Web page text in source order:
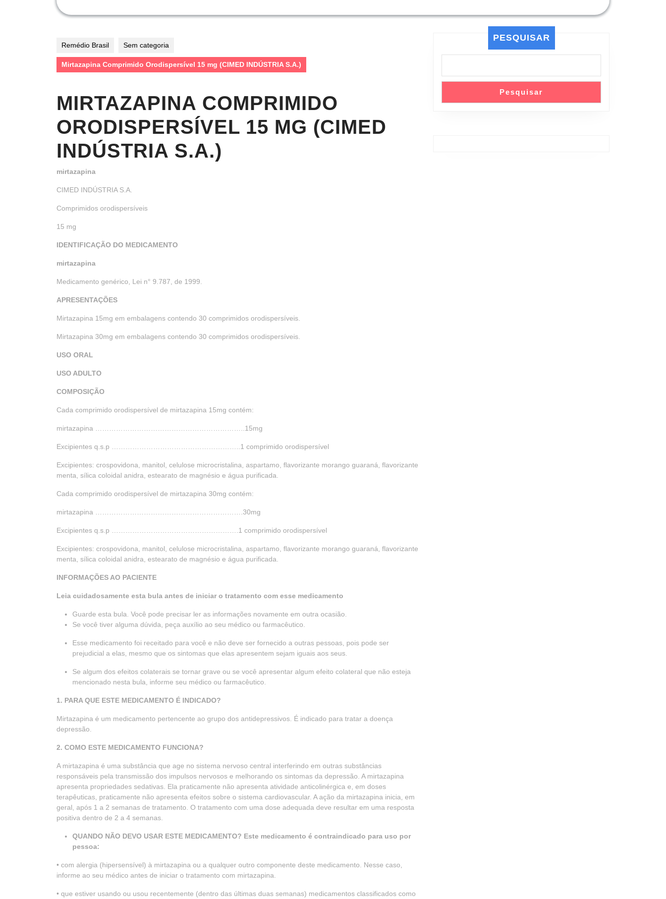
Remédio Brasil Sem categoria
Mirtazapina Comprimido Orodispersível 15 mg (CIMED INDÚSTRIA S.A.)
MIRTAZAPINA COMPRIMIDO
ORODISPERSÍVEL 15 MG (CIMED
INDÚSTRIA S.A.)
mirtazapina
CIMED INDÚSTRIA S.A.
Comprimidos orodispersíveis
15 mg
IDENTIFICAÇÃO DO MEDICAMENTO
mirtazapina
Medicamento genérico, Lei n° 9.787, de 1999.
APRESENTAÇÕES
Mirtazapina 15mg em embalagens contendo 30 comprimidos orodispersíveis.
Mirtazapina 30mg em embalagens contendo 30 comprimidos orodispersíveis.
USO ORAL
USO ADULTO
COMPOSIÇÃO
Cada comprimido orodispersível de mirtazapina 15mg contém:
mirtazapina ………………………………………………………..15mg
Excipientes q.s.p ………………………………………………..1 comprimido orodispersível
Excipientes: crospovidona, manitol, celulose microcristalina, aspartamo, flavorizante morango guaraná, flavorizante
menta, sílica coloidal anidra, estearato de magnésio e água purificada.
Cada comprimido orodispersível de mirtazapina 30mg contém:
mirtazapina ……………………………………………………….30mg
Excipientes q.s.p ……………………………………………….1 comprimido orodispersível
Excipientes: crospovidona, manitol, celulose microcristalina, aspartamo, flavorizante morango guaraná, flavorizante
menta, sílica coloidal anidra, estearato de magnésio e água purificada.
INFORMAÇÕES AO PACIENTE
Leia cuidadosamente esta bula antes de iniciar o tratamento com esse medicamento
Guarde esta bula. Você pode precisar ler as informações novamente em outra ocasião.
Se você tiver alguma dúvida, peça auxílio ao seu médico ou farmacêutico.
Esse medicamento foi receitado para você e não deve ser fornecido a outras pessoas, pois pode ser
prejudicial a elas, mesmo que os sintomas que elas apresentem sejam iguais aos seus.
Se algum dos efeitos colaterais se tornar grave ou se você apresentar algum efeito colateral que não esteja
mencionado nesta bula, informe seu médico ou farmacêutico.
1. PARA QUE ESTE MEDICAMENTO É INDICADO?
Mirtazapina é um medicamento pertencente ao grupo dos antidepressivos. É indicado para tratar a doença
depressão.
2. COMO ESTE MEDICAMENTO FUNCIONA?
A mirtazapina é uma substância que age no sistema nervoso central interferindo em outras substâncias
responsáveis pela transmissão dos impulsos nervosos e melhorando os sintomas da depressão. A mirtazapina
apresenta propriedades sedativas. Ela praticamente não apresenta atividade anticolinérgica e, em doses
terapêuticas, praticamente não apresenta efeitos sobre o sistema cardiovascular. A ação da mirtazapina inicia, em
geral, após 1 a 2 semanas de tratamento. O tratamento com uma dose adequada deve resultar em uma resposta
positiva dentro de 2 a 4 semanas.
QUANDO NÃO DEVO USAR ESTE MEDICAMENTO? Este medicamento é contraindicado para uso por
pessoa:
• com alergia (hipersensível) à mirtazapina ou a qualquer outro componente deste medicamento. Nesse caso,
informe ao seu médico antes de iniciar o tratamento com mirtazapina.
• que estiver usando ou usou recentemente (dentro das últimas duas semanas) medicamentos classificados como
PESQUISAR
Pesquisar